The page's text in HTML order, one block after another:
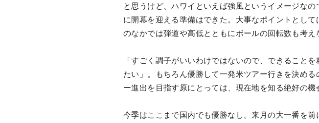
と思うけど、ハワイといえば強風というイメージな
に開幕を迎える準備はできた。大事なポイントとし
のなかでは弾道や高低とともにボールの回転数も考え
「すごく調子がいいわけではないので、できること
たい」。もちろん優勝して一発米ツアー行きを決め
ー進出を目指す原にとっては、現在地を知る絶好の機
今季はここまで国内でも優勝なし。来月の大一番を前